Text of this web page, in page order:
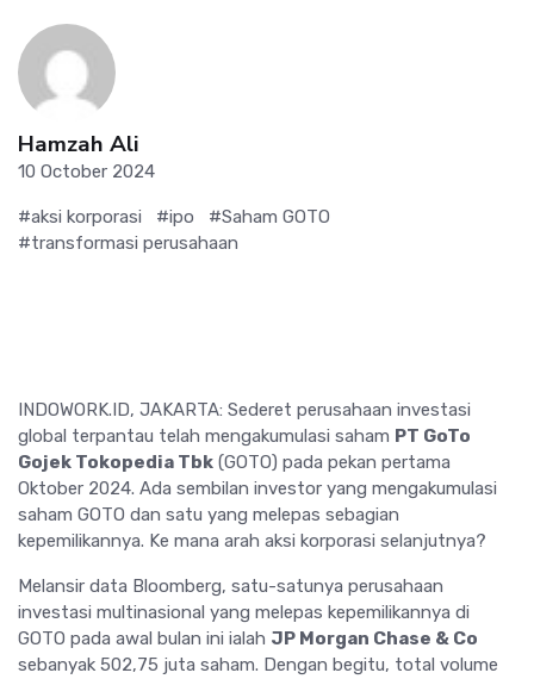
Hamzah Ali
10 October 2024
#aksi korporasi #ipo
#Saham GOTO
#transformasi perusahaan
INDOWORK.ID, JAKARTA: Sederet perusahaan investasi
global terpantau telah mengakumulasi saham PT GoTo
Gojek Tokopedia Tbk (GOTO) pada pekan pertama
Oktober 2024. Ada sembilan investor yang mengakumulasi
saham GOTO dan satu yang melepas sebagian
kepemilikannya. Ke mana arah aksi korporasi selanjutnya?
Melansir data Bloomberg, satu-satunya perusahaan
investasi multinasional yang melepas kepemilikannya di
GOTO pada awal bulan ini ialah JP Morgan Chase & Co
sebanyak 502,75 juta saham. Dengan begitu, total volume